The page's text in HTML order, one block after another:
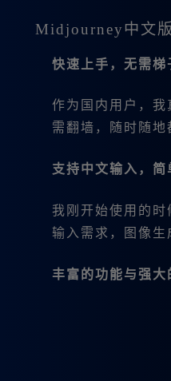
Midjourney中文
快速上手，无需梯
作为国内用户，我
需翻墙，随时随地
支持中文输入，简
我刚开始使用的时
输入需求，图像生
丰富的功能与强大